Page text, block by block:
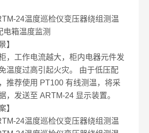
电箱温度监测
工作电流越大，柜内电器元件发
温度过高引起火灾。 由于低压配
推荐使用 PT100 有线测温，将采
，发送至 ARTM-24 显示装置。